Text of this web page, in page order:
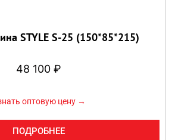
STYLE S-25 (150*85*215)
48 100 ₽
оптовую цену →
ПОДРОБНЕЕ